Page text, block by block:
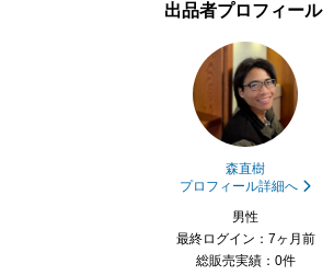
出品者プロフィール
森直樹
プロフィール詳細へ
男性
最終ログイン：7ヶ月前
総販売実績：0件